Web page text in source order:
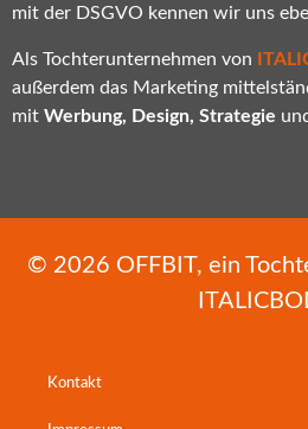
mit der DSGVO kennen wir uns
Als Tochterunternehmen von
außerdem das Marketing
mit Werbung, Design, Strategie
© 2026 OFFBIT, ein
Kontakt